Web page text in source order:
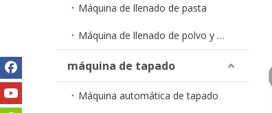
Máquina de llenado de pasta
Máquina de llenado de polvo y gránulos
máquina de tapado
Máquina automática de tapado